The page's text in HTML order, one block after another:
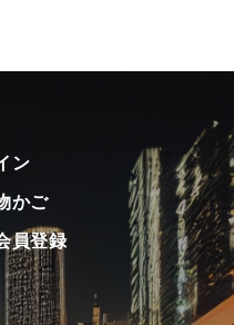
ン
かご
員登録